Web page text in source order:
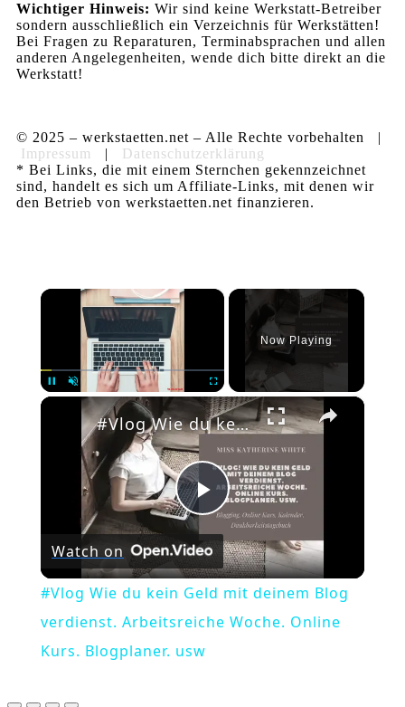
Wichtiger Hinweis: Wir sind keine Werkstatt-Betreiber
sondern ausschließlich ein Verzeichnis für Werkstätten!
Bei Fragen zu Reparaturen, Terminabsprachen und allen
anderen Angelegenheiten, wende dich bitte direkt an die
Werkstatt!
© 2025 – werkstaetten.net – Alle Rechte vorbehalten |
Impressum
| Datenschutzerklärung
* Bei Links, die mit einem Sternchen gekennzeichnet
sind, handelt es sich um Affiliate-Links, mit denen wir
den Betrieb von werkstaetten.net finanzieren.
×
Unmute Fullscreen
Now Playing
×
Play
Video
#Vlog Wie du kein Geld mit deinem Blog verdienst. Arbeitsreiche Woche. Online Kurs. Blogplaner. usw
Watch on
#Vlog Wie du kein Geld mit deinem Blog
verdienst. Arbeitsreiche Woche. Online
Kurs. Blogplaner. usw